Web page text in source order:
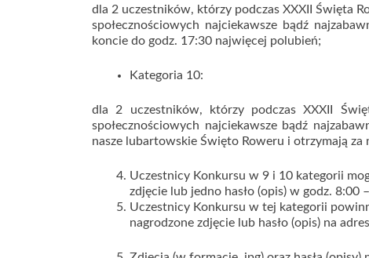
dla 2 uczestników, którzy podczas XXXII Święta
społecznościowych najciekawsze bądź
koncie do godz. 17:30 najwięcej polubień;
Kategoria 10:
dla 2 uczestników, którzy podczas XXXII
społecznościowych najciekawsze bądź
nasze lubartowskie Święto Roweru i otrzymają
Uczestnicy Konkursu w 9 i 10 kategorii
zdjęcie lub jedno hasło (opis) w godz. 8:00
Uczestnicy Konkursu w tej kategorii
nagrodzone zdjęcie lub hasło (opis) na